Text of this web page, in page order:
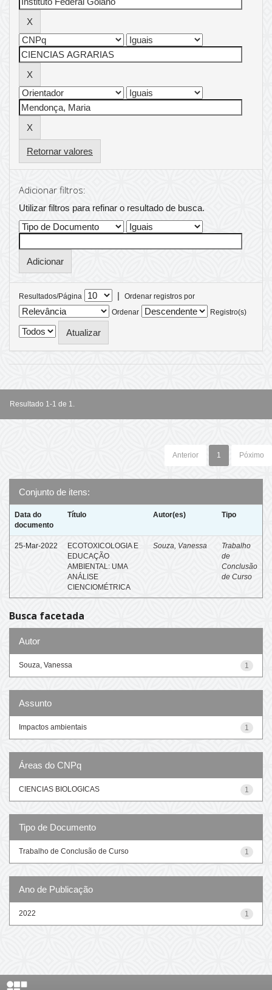
Retornar valores
Adicionar filtros:
Utilizar filtros para refinar o resultado de busca.
Resultados/Página |
Ordenar registros por
Ordenar
Registro(s)
Resultado 1-1 de 1.
Anterior 1 Póximo
Conjunto de itens:
Data do
documento
Título Autor(es) Tipo
25-Mar-2022
ECOTOXICOLOGIA E
EDUCAÇÃO
AMBIENTAL: UMA
ANÁLISE
CIENCIOMÉTRICA
Souza, Vanessa
Trabalho
de
Conclusão
de Curso
Busca facetada
Autor
1
Souza, Vanessa
Assunto
1
Impactos ambientais
Áreas do CNPq
1
CIENCIAS BIOLOGICAS
Tipo de Documento
1
Trabalho de Conclusão de Curso
Ano de Publicação
1
2022